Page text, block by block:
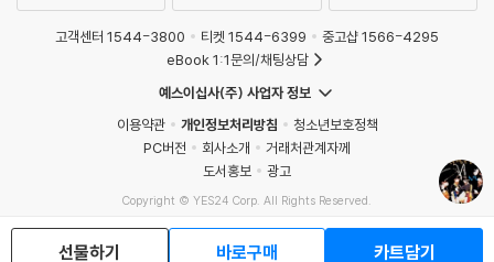
선물하기 바로구매 카트담기
고객센터 1544-3800 티켓 1544-6399
중고샵 1566-4295
eBook 1:1문의/채팅상담
예스이십사(주) 사업자 정보
이용약관
개인정보처리방침
청소년보호정책
PC버전
회사소개
거래처관계자께
도서홍보
광고
Copyright © YES24 Corp. All Rights Reserved.